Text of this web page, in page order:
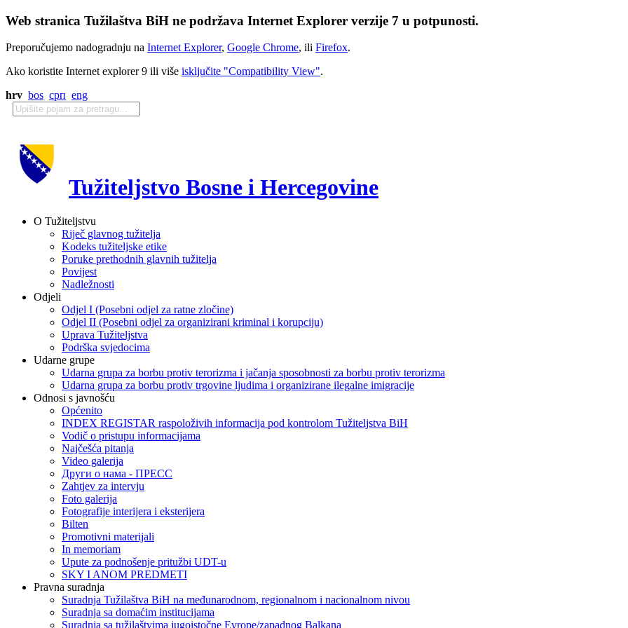
Web stranica Tužilaštva BiH ne podržava Internet Explorer verzije 7 u potpunosti.
Preporučujemo nadogradnju na Internet Explorer, Google Chrome, ili Firefox.
Ako koristite Internet explorer 9 ili više isključite "Compatibility View".
hrv bos срп eng
Tužiteljstvo Bosne i Hercegovine
O Tužiteljstvu
Riječ glavnog tužitelja
Kodeks tužiteljske etike
Poruke prethodnih glavnih tužitelja
Povijest
Nadležnosti
Odjeli
Odjel I (Posebni odjel za ratne zločine)
Odjel II (Posebni odjel za organizirani kriminal i korupciju)
Uprava Tužiteljstva
Podrška svjedocima
Udarne grupe
Udarna grupa za borbu protiv terorizma i jačanja sposobnosti za borbu protiv terorizma
Udarna grupa za borbu protiv trgovine ljudima i organizirane ilegalne imigracije
Odnosi s javnošću
Općenito
INDEX REGISTAR raspoloživih informacija pod kontrolom Tužiteljstva BiH
Vodič o pristupu informacijama
Najčešća pitanja
Video galerija
Други о нама - ПРЕСC
Zahtjev za intervju
Foto galerija
Fotografije interijera i eksterijera
Bilten
Promotivni materijali
In memoriam
Upute za podnošenje pritužbi UDT-u
SKY I ANOM PREDMETI
Pravna suradnja
Suradnja Tužilaštva BiH na međunarodnom, regionalnom i nacionalnom nivou
Suradnja sa domaćim institucijama
Suradnja sa tužilaštvima jugoistočne Evrope/zapadnog Balkana